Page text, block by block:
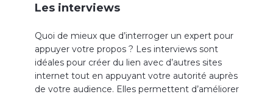
Les interviews
Quoi de mieux que d’interroger un expert pour
appuyer votre propos ? Les interviews sont
idéales pour créer du lien avec d’autres sites
internet tout en appuyant votre autorité auprès
de votre audience. Elles permettent d’améliorer